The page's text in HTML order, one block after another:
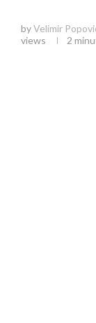
byVelimir
views
2